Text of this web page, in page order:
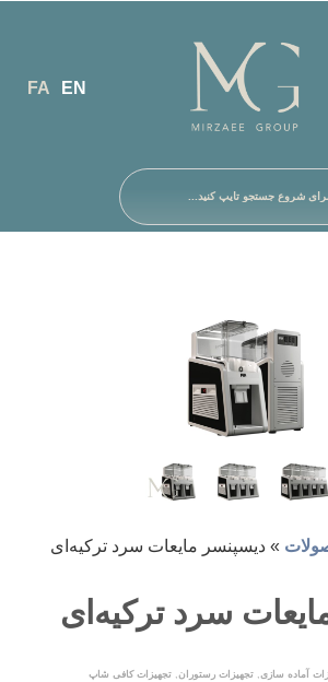
EN
FA
» دیسپنسر مایعات سرد ترکیه‌ای
سرد ترکیه‌ای
آماده سازی تجهیزات رستوران تجهیزات کافی شاپ